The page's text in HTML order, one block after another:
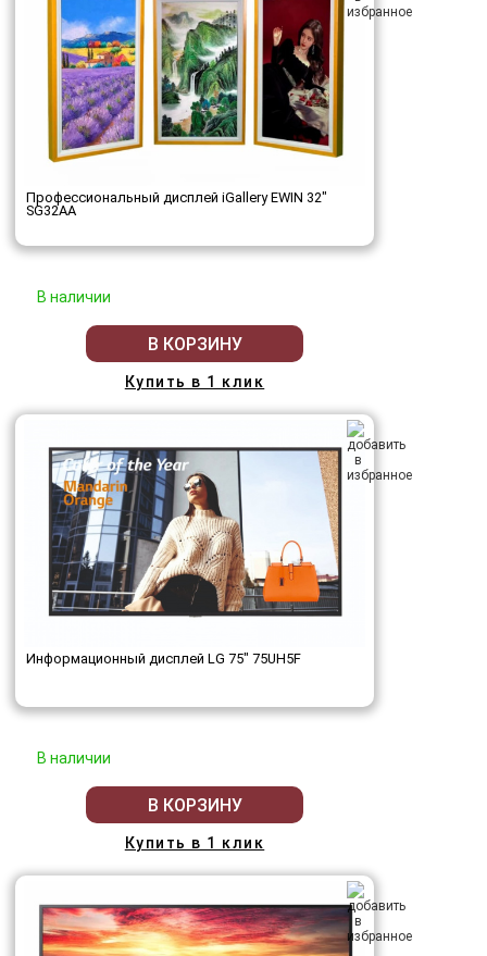
Профессиональный дисплей iGallery EWIN 32"
SG32AA
В наличии
В КОРЗИНУ
Купить в 1 клик
Информационный дисплей LG 75" 75UH5F
В наличии
В КОРЗИНУ
Купить в 1 клик